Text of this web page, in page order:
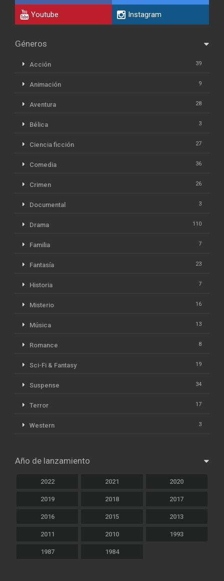
Youtube Instagram
Géneros
Acción 39
Animación 9
Aventura 28
Bélica 3
Ciencia ficción 27
Comedia 36
Crimen 26
Documental 3
Drama 110
Familia 7
Fantasía 23
Historia 7
Misterio 16
Música 13
Romance 8
Sci-Fi & Fantasy 19
Suspense 34
Terror 17
Western 3
Año de lanzamiento
2022 2021 2020
2019 2018 2017
2016 2015 2013
2011 2010 1993
1987 1984